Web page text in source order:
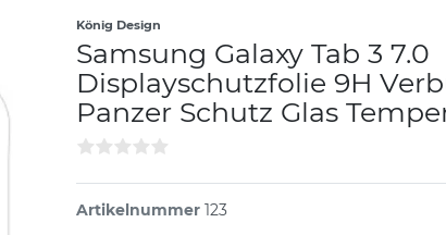
König Design
Samsung Galaxy Tab 3 7.0
Displayschutzfolie 9H
Panzer Schutz Glas
Artikelnummer 123